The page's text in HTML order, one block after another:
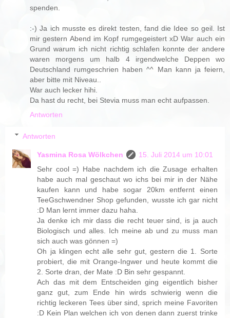
spenden.
:-) Ja ich musste es direkt testen, fand die Idee so geil. Ist
mir gestern Abend im Kopf rumgegeistert xD War auch ein
Grund warum ich nicht richtig schlafen konnte der andere
waren morgens um halb 4 irgendwelche Deppen wo
Deutschland rumgeschrien haben ^^ Man kann ja feiern,
aber bitte mit Niveau..
War auch lecker hihi.
Da hast du recht, bei Stevia muss man echt aufpassen.
Antworten
Antworten
Yasmina Rosa Wölkchen
15. Juli 2014 um 10:01
Sehr cool =) Habe nachdem ich die Zusage erhalten
habe auch mal geschaut wo ichs bei mir in der Nähe
kaufen kann und habe sogar 20km entfernt einen
TeeGschwendner Shop gefunden, wusste ich gar nicht
:D Man lernt immer dazu haha.
Ja denke ich mir dass die recht teuer sind, is ja auch
Biologisch und alles. Ich meine ab und zu muss man
sich auch was gönnen =)
Oh ja klingen echt alle sehr gut, gestern die 1. Sorte
probiert, die mit Orange-Ingwer und heute kommt die
2. Sorte dran, der Mate :D Bin sehr gespannt.
Ach das mit dem Entscheiden ging eigentlich bisher
ganz gut, zum Ende hin wirds schwierig wenn die
richtig leckeren Tees über sind, sprich meine Favoriten
:D Kein Plan welchen ich von denen dann zuerst trinke